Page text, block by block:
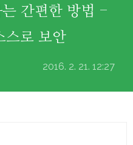
는 간편한 방법 -
스로 보안
2016. 2. 21. 12:27